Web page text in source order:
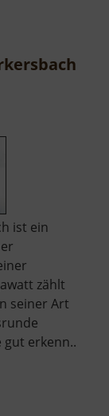
ist ein
zählt
seiner Art
gut erkenn..